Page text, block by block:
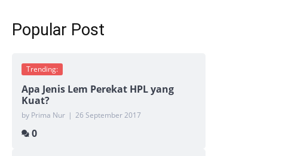
Popular Post
Trending:
Apa Jenis Lem Perekat HPL yang
Kuat?
by Prima Nur | 26 September 2017
0